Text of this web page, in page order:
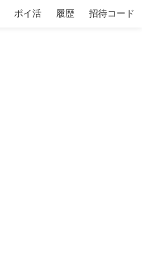
ポイ活 履歴 招待コード